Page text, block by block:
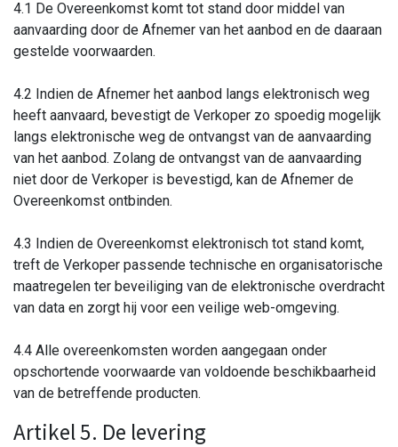
4.1 De Overeenkomst komt tot stand door middel van
aanvaarding door de Afnemer van het aanbod en de daaraan
gestelde voorwaarden.
4.2 Indien de Afnemer het aanbod langs elektronisch weg
heeft aanvaard, bevestigt de Verkoper zo spoedig mogelijk
langs elektronische weg de ontvangst van de aanvaarding
van het aanbod. Zolang de ontvangst van de aanvaarding
niet door de Verkoper is bevestigd, kan de Afnemer de
Overeenkomst ontbinden.
4.3 Indien de Overeenkomst elektronisch tot stand komt,
treft de Verkoper passende technische en organisatorische
maatregelen ter beveiliging van de elektronische overdracht
van data en zorgt hij voor een veilige web-omgeving.
4.4 Alle overeenkomsten worden aangegaan onder
opschortende voorwaarde van voldoende beschikbaarheid
van de betreffende producten.
Artikel 5. De levering